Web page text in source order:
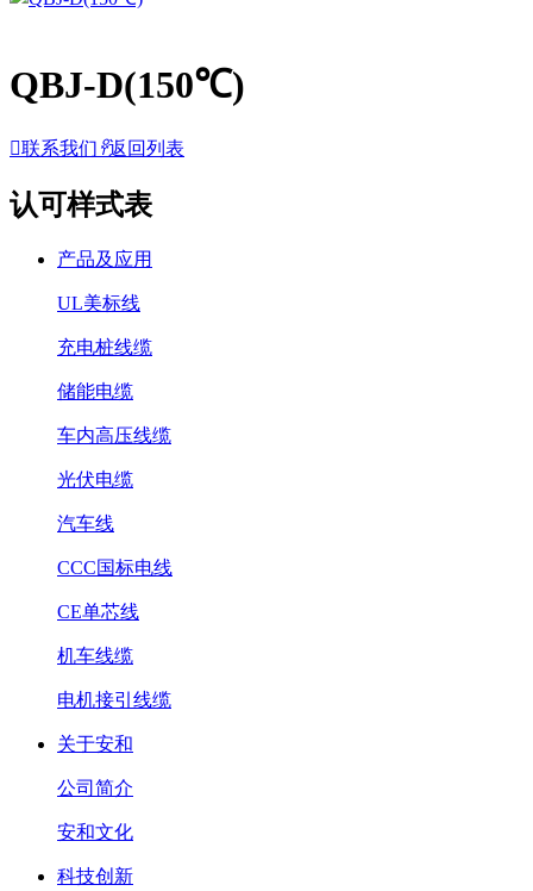
QBJ-D(150℃)
联系我们 𐃓返回列表
认可样式表
产品及应用
UL美标线
充电桩线缆
储能电缆
车内高压线缆
光伏电缆
汽车线
CCC国标电线
CE单芯线
机车线缆
电机接引线缆
关于安和
公司简介
安和文化
科技创新